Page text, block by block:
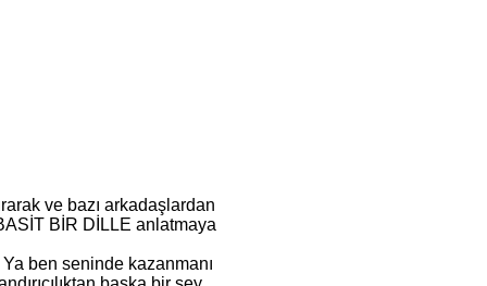
ve bazı arkadaşlardan
BİR DİLLE anlatmaya
ben seninde kazanmanı